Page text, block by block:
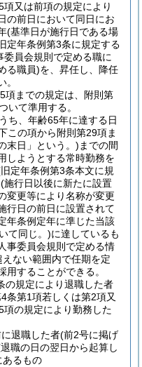
又は前項の規定により
の前日において同日にお
(基準日が施行日である場
定年条例第3条に規定する
委員会規則で定める職に
る職員)を、昇任し、降任
。
項までの規定は、附則第
いて準用する。
ち、年齢65年に達する日
この項から附則第29項ま
末日」という。) までの間
しようとする常時勤務を
定年条例第3条本文に規
(施行日以後に新たに設置
変更等により名称が変更
行日の前日に設置されて
年条例定年に準じた当該
て同じ。)に達しているも
事委員会規則で定める情
ない範囲内で任期を定
することができる。
の規定により退職した者
条第1項若しくは第2項又
の規定により勤務した
退職した者(前2号に掲げ
職の日の翌日から起算し
あるもの